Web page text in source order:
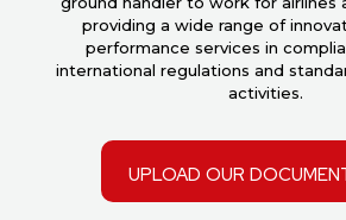
providing a wide range of
performance services in
international regulations and
activities.
upload our